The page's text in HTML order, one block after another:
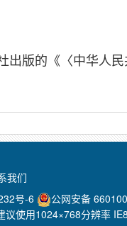
出版的《〈中华人民
我们
号-6
公网安备
议使用1024×768分辨率